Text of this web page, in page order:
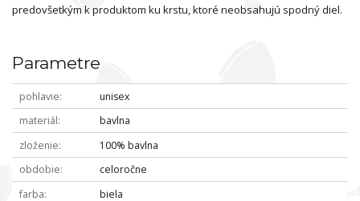
predovšetkým k produktom ku krstu, ktoré neobsahujú spodný diel.
Parametre
pohlavie
unisex
materiál
bavlna
zloženie
100% bavlna
obdobie
celoročne
farba
biela